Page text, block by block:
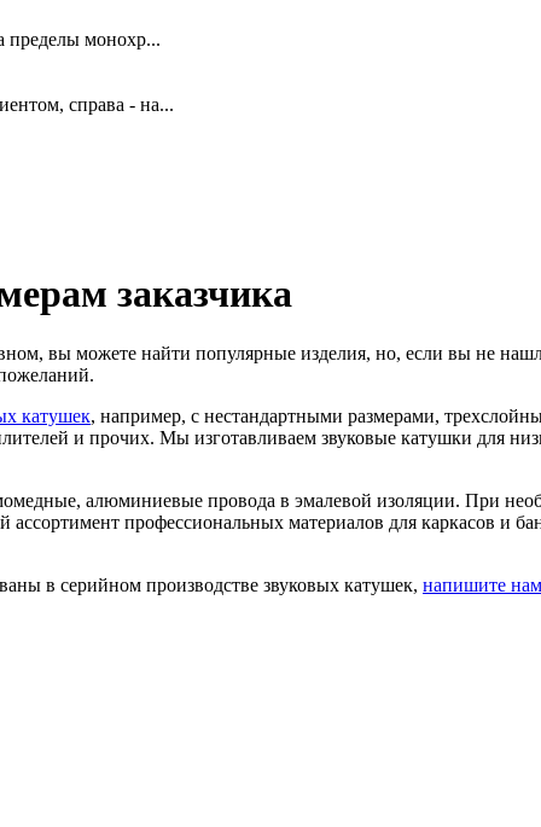
пределы монохр...
справа - на...
заказчика
вы можете найти популярные изделия, но, если вы не
катушек, например, с нестандартными размерами,
и прочих. Мы изготавливаем звуковые катушки для
алюминиевые провода в эмалевой изоляции. При
профессиональных материалов для каркасов и
в серийном производстве звуковых катушек, напишите нам